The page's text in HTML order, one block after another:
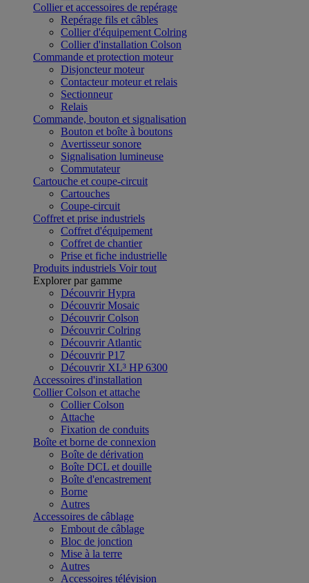
Collier et accessoires de repérage
Repérage fils et câbles
Collier d'équipement Colring
Collier d'installation Colson
Commande et protection moteur
Disjoncteur moteur
Contacteur moteur et relais
Sectionneur
Relais
Commande, bouton et signalisation
Bouton et boîte à boutons
Avertisseur sonore
Signalisation lumineuse
Commutateur
Cartouche et coupe-circuit
Cartouches
Coupe-circuit
Coffret et prise industriels
Coffret d'équipement
Coffret de chantier
Prise et fiche industrielle
Produits industriels Voir tout
Explorer par gamme
Découvrir Hypra
Découvrir Mosaic
Découvrir Colson
Découvrir Colring
Découvrir Atlantic
Découvrir P17
Découvrir XL³ HP 6300
Accessoires d'installation
Collier Colson et attache
Collier Colson
Attache
Fixation de conduits
Boîte et borne de connexion
Boîte de dérivation
Boîte DCL et douille
Boîte d'encastrement
Borne
Autres
Accessoires de câblage
Embout de câblage
Bloc de jonction
Mise à la terre
Autres
Accessoires télévision